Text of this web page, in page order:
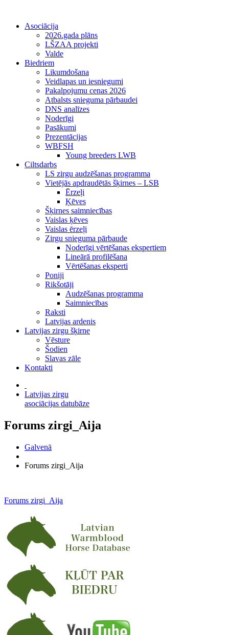
Asociācija
2026.gada plāns
LŠZAA projekti
Valde
Biedriem
Likumdošana
Veidlapas un iesniegumi
Pakalpojumu cenas 2026
Atbalsts snieguma pārbaudei
DNS analīzes
Noderīgi
Pasākumi
Prezentācijas
WBFSH
Young breeders LWB
Ciltsdarbs
LS zirgu audzēšanas programma
Vietējās apdraudētās šķirnes – LSB
Ērzeļi
Ķēves
Šķirnes saimniecības
Vaislas ķēves
Vaislas ērzeļi
Zirgu snieguma pārbaude
Noderīgi vērtēšanas ekspertiem
Lineārā profilēšana
Vērtēšanas eksperti
Poniji
Rikšotāji
Audzēšanas programma
Saimniecības
Raksti
Latvijas ardenis
Latvijas zirgu šķirne
Vēsture
Šodien
Slavas zāle
Kontakti
Latvijas zirgu
asociācijas datubāze
Forums zirgi_Aija
Galvenā
Forums zirgi_Aija
Forums zirgi_Aija